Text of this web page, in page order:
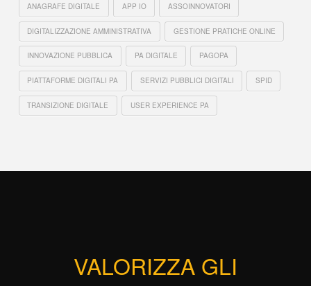
ANAGRAFE DIGITALE APP IO ASSOINNOVATORI
DIGITALIZZAZIONE AMMINISTRATIVA GESTIONE PRATICHE ONLINE
INNOVAZIONE PUBBLICA PA DIGITALE PAGOPA
PIATTAFORME DIGITALI PA SERVIZI PUBBLICI DIGITALI SPID
TRANSIZIONE DIGITALE USER EXPERIENCE PA
VALORIZZA GLI